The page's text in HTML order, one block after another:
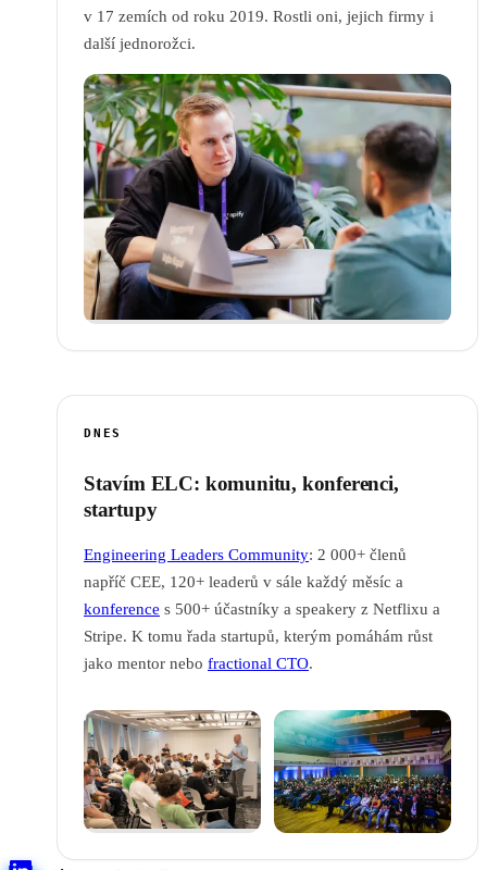
v 17 zemích od roku 2019. Rostli oni, jejich firmy i
další jednorožci.
DNES
Stavím ELC: komunitu, konferenci,
startupy
Engineering Leaders Community: 2 000+ členů
napříč CEE, 120+ leaderů v sále každý měsíc a
konference s 500+ účastníky a speakery z Netflixu a
Stripe. K tomu řada startupů, kterým pomáhám růst
jako mentor nebo fractional CTO.